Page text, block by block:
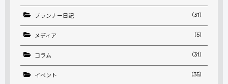
プランナー日記 （31）
メディア （5）
コラム （31）
イベント （35）